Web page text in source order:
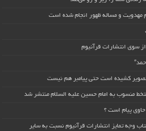
مهدویت و مساله ظهور انجام شده است
سوی انتشارات قرآنیوم
کشیده است حتی پیامبر هم نیست
منسوب به امام حسین علیه السلام منتشر شد
پیام است ؟
وجه تمایز انتشارات قرآنیوم نسبت به سایر